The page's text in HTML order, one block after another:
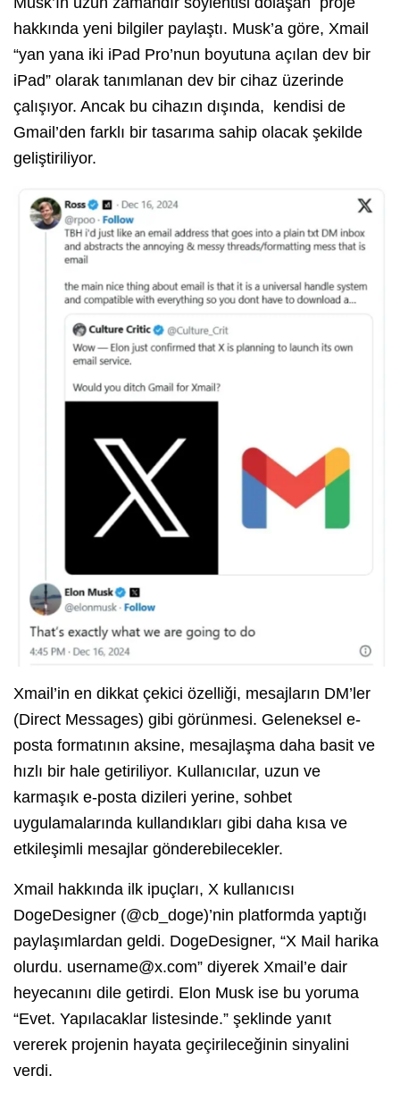
hakkında yeni bilgiler paylaştı. Musk’a göre, Xmail
“yan yana iki iPad Pro’nun boyutuna açılan dev bir
iPad” olarak tanımlanan dev bir cihaz üzerinde
çalışıyor. Ancak bu cihazın dışında, kendisi de
Gmail’den farklı bir tasarıma sahip olacak şekilde
geliştiriliyor.
Xmail’in en dikkat çekici özelliği, mesajların DM’ler
(Direct Messages) gibi görünmesi. Geleneksel e-
posta formatının aksine, mesajlaşma daha basit ve
hızlı bir hale getiriliyor. Kullanıcılar, uzun ve
karmaşık e-posta dizileri yerine, sohbet
uygulamalarında kullandıkları gibi daha kısa ve
etkileşimli mesajlar gönderebilecekler.
Xmail hakkında ilk ipuçları, X kullanıcısı
DogeDesigner (@cb_doge)’nin platformda yaptığı
paylaşımlardan geldi. DogeDesigner, “X Mail harika
olurdu. username@x.com” diyerek Xmail’e dair
heyecanını dile getirdi. Elon Musk ise bu yoruma
“Evet. Yapılacaklar listesinde.” şeklinde yanıt
vererek projenin hayata geçirileceğinin sinyalini
verdi.